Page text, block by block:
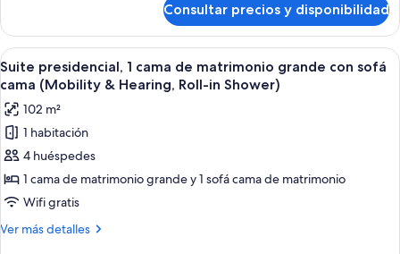
cama
de
matrimonio
grande
(Loft)
junior,
cama
de
matrimonio
grande
(Loft)
Consultar precios y disponibilidad
Abrir
todas
las
fotos
de
Suite
presidencial,
1
cama
Suite presidencial, 1 cama de
10
Suite presidencial, 1 cama de matrimonio grande con sofá
cama (Mobility & Hearing, Roll-in Shower)
102 m²
1 habitación
4 huéspedes
1 cama de matrimonio grande y 1 sofá cama de matrimonio
Wifi gratis
Ver más detalles
Más